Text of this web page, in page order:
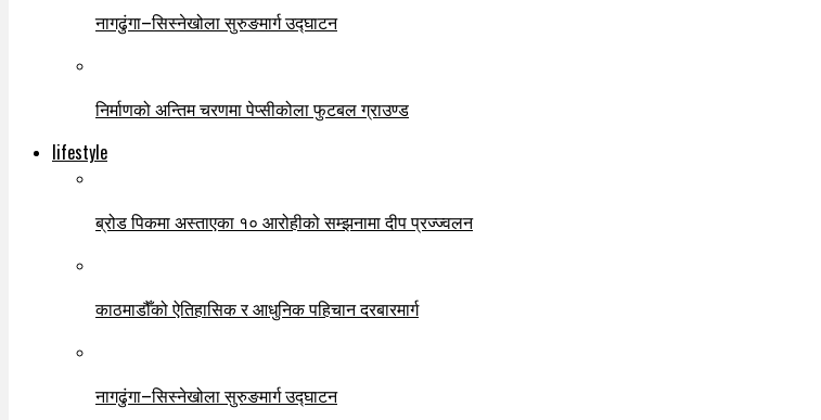
नागढुंगा–सिस्नेखोला सुरुङमार्ग उद्घाटन
निर्माणको अन्तिम चरणमा पेप्सीकोला फुटबल ग्राउण्ड
lifestyle
ब्रोड पिकमा अस्ताएका १० आरोहीको सम्झनामा दीप प्रज्ज्वलन
काठमाडौँको ऐतिहासिक र आधुनिक पहिचान दरबारमार्ग
नागढुंगा–सिस्नेखोला सुरुङमार्ग उद्घाटन